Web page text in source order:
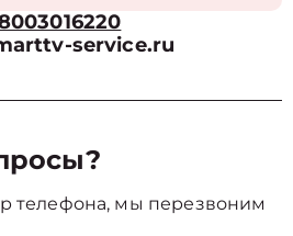
service.ru
телефона, мы перезвоним